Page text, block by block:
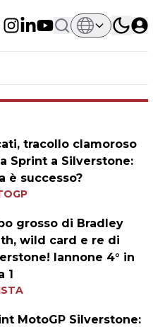
tracollo clamoroso
Sprint a Silverstone:
è successo?
grosso di Bradley
wild card e re di
Iannone 4° in
1
MotoGP Silverstone: